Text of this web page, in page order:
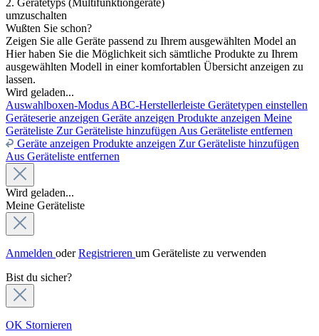
umzuschalten
Wußten Sie schon?
Zeigen Sie alle Geräte passend zu Ihrem ausgewählten Model an
Hier haben Sie die Möglichkeit sich sämtliche Produkte zu Ihrem
ausgewählten Modell in einer komfortablen Übersicht anzeigen zu
lassen.
Wird geladen...
Auswahlboxen-Modus ABC-Herstellerleiste Gerätetypen einstellen
Geräteserie anzeigen Geräte anzeigen Produkte anzeigen Meine
Geräteliste Zur Geräteliste hinzufügen Aus Geräteliste entfernen
Geräte anzeigen Produkte anzeigen Zur Geräteliste hinzufügen
Aus Geräteliste entfernen
Wird geladen...
Meine Geräteliste
Anmelden oderRegistrieren um Geräteliste zu verwenden
Bist du sicher?
OK Stornieren